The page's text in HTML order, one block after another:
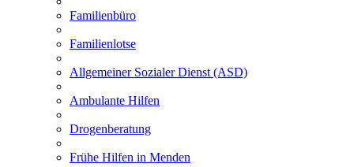
Familienbüro
Familienlotse
Allgemeiner Sozialer Dienst (ASD)
Ambulante Hilfen
Drogenberatung
Frühe Hilfen in Menden